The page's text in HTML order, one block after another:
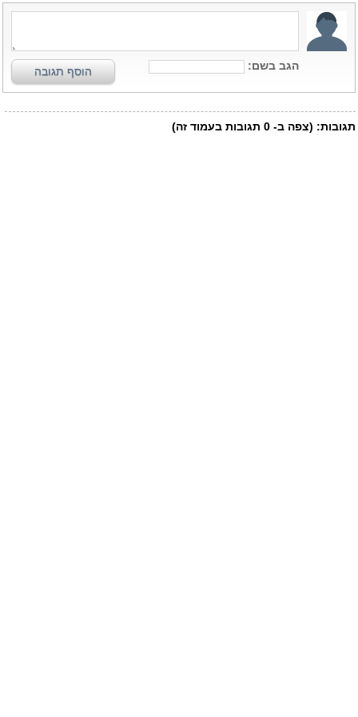
הגב בשם: הוסף תגובה
תגובות: (צפה ב- 0 תגובות בעמוד זה)